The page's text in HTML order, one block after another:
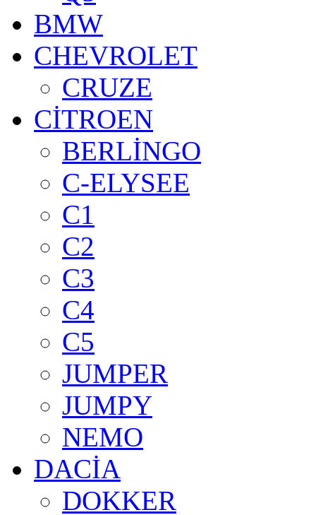
BMW
CHEVROLET
CRUZE
CİTROEN
BERLİNGO
C-ELYSEE
C1
C2
C3
C4
C5
JUMPER
JUMPY
NEMO
DACİA
DOKKER